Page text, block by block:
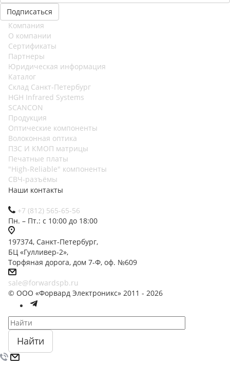
Компания
О компании
Сертификаты
Партнеры
Юридическая информация
Каталог
Cклад Санкт-Петербург
HGH Infrared Systems
SCANCON
Продукция
Оптические компоненты
Волоконная оптика
ПЗС И КМОП матрицы
Печатные платы
"High-Reliable" компоненты
СВЧ-разъёмы
Наши контакты
+7 (812) 565-65-56
Пн. – Пт.: с 10:00 до 18:00
197374, Санкт-Петербург,
БЦ «Гулливер-2»,
Торфяная дорога, дом 7-Ф, оф. №609
sale@forwardspb.ru
© ООО «Форвард Электроникс» 2011 - 2026
Найти